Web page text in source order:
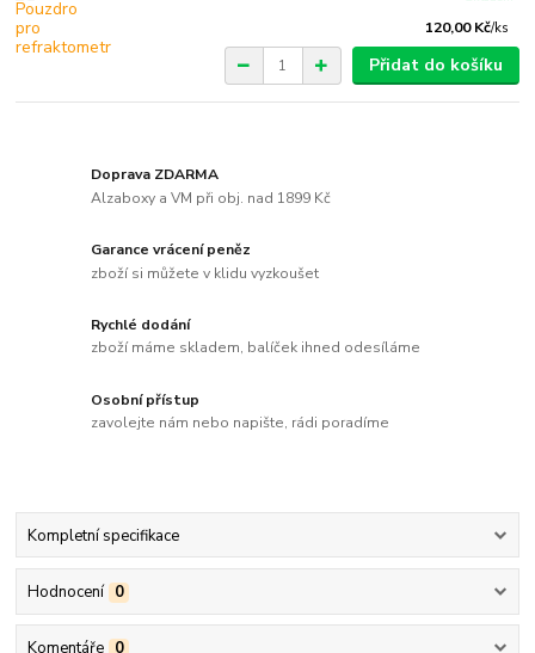
120,00 Kč/ks
Přidat do košíku
Doprava ZDARMA
Alzaboxy a VM při obj. nad 1899 Kč
Garance vrácení peněz
zboží si můžete v klidu vyzkoušet
Rychlé dodání
zboží máme skladem, balíček ihned odesíláme
Osobní přístup
zavolejte nám nebo napište, rádi poradíme
Kompletní specifikace
Hodnocení 0
Komentáře 0